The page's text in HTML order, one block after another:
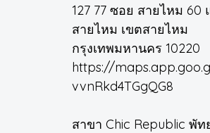
127 77 ซอย สายไหม 60
สายไหม เขตสายไหม
กรุงเทพมหานคร 10220
https://
vvnRkd4TGgQG8
สาขา Chic Republic พัท